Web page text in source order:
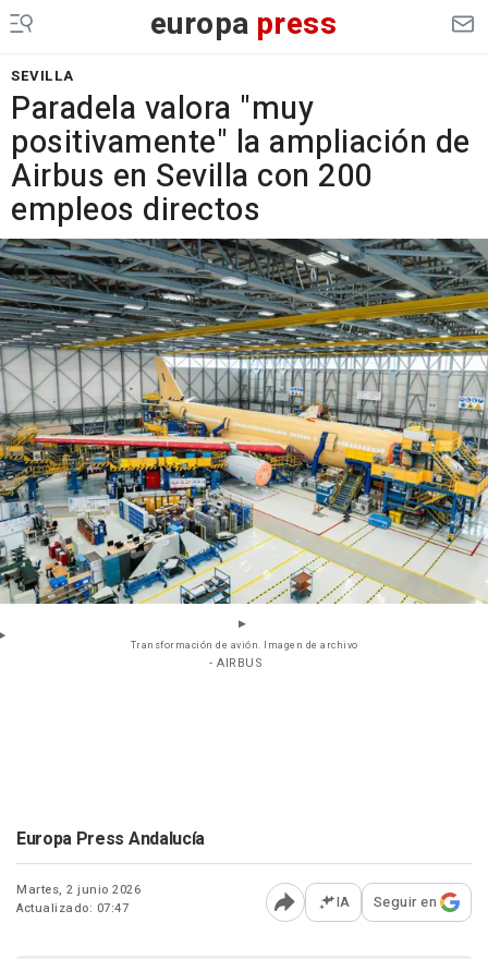
europa press
SEVILLA
Paradela valora "muy
positivamente" la ampliación de
Airbus en Sevilla con 200
empleos directos
Transformación de avión. Imagen de archivo
- AIRBUS
Europa Press Andalucía
Martes, 2 junio 2026
Actualizado: 07:47
Abrir opciones para
IA Seguir en